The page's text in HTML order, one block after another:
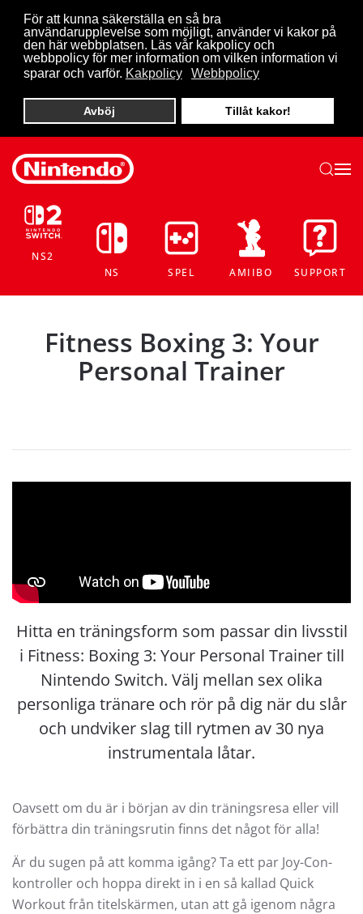
För att kunna säkerställa en så bra
användarupplevelse som möjligt, använder vi kakor på
den här webbplatsen. Läs vår kakpolicy och
webbpolicy för mer information om vilken information vi
sparar och varför. Kakpolicy Webbpolicy
Avböj Tillåt kakor!
Skip to main content
NS2
NS
SPEL AMIIBO SUPPORT
Fitness Boxing 3: Your
Personal Trainer
Hitta en träningsform som passar din livsstil
i Fitness: Boxing 3: Your Personal Trainer till
Nintendo Switch. Välj mellan sex olika
personliga tränare och rör på dig när du slår
och undviker slag till rytmen av 30 nya
instrumentala låtar.
Oavsett om du är i början av din träningsresa eller vill
förbättra din träningsrutin finns det något för alla!
Är du sugen på att komma igång? Ta ett par Joy-Con-
kontroller och hoppa direkt in i en så kallad Quick
Workout från titelskärmen, utan att gå igenom några